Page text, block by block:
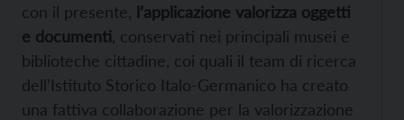
con il presente, l’applicazione valorizza oggetti
e documenti , conservati nei principali musei e
biblioteche cittadine, coi quali il team di ricerca
dell’Istituto Storico Italo-Germanico ha creato
una fattiva collaborazione per la valorizzazione